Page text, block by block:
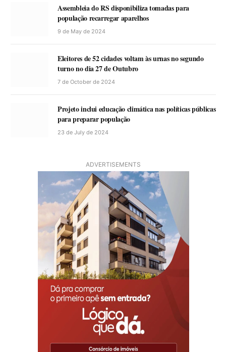
Assembleia do RS disponibiliza tomadas para
população recarregar aparelhos
9 de May de 2024
Eleitores de 52 cidades voltam às urnas no segundo
turno no dia 27 de Outubro
7 de October de 2024
Projeto inclui educação climática nas políticas públicas
para preparar população
23 de July de 2024
ADVERTISEMENTS